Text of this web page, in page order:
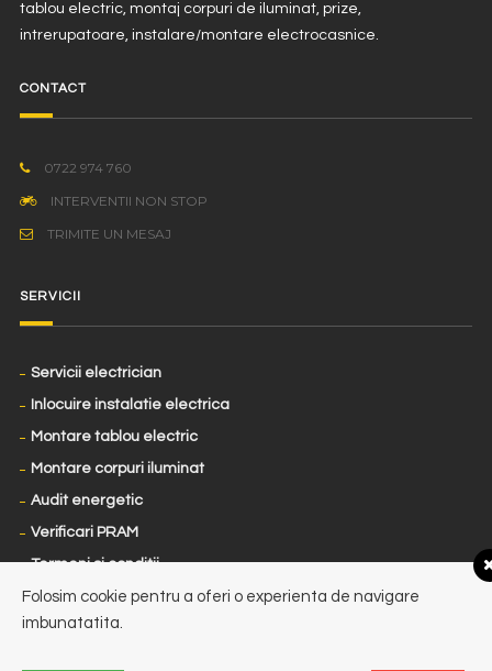
tablou electric, montaj corpuri de iluminat, prize,
intrerupatoare, instalare/montare electrocasnice.
CONTACT
0722 974 760
INTERVENTII NON STOP
TRIMITE UN MESAJ
SERVICII
Servicii electrician
Inlocuire instalatie electrica
Montare tablou electric
Montare corpuri iluminat
Audit energetic
Verificari PRAM
Termeni si conditii
ANPC
Folosim cookie pentru a oferi o experienta de navigare
imbunatatita.